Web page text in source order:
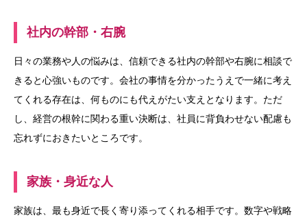
社内の幹部・右腕
日々の業務や人の悩みは、信頼できる社内の幹部や右腕に相談で
きると心強いものです。会社の事情を分かったうえで一緒に考え
てくれる存在は、何ものにも代えがたい支えとなります。ただ
し、経営の根幹に関わる重い決断は、社員に背負わせない配慮も
忘れずにおきたいところです。
家族・身近な人
家族は、最も身近で長く寄り添ってくれる相手です。数字や戦略